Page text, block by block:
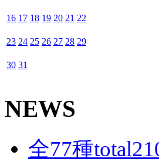
16 17 18 19 20 21 22
23 24 25 26 27 28 29
30 31
NEWS
全77種